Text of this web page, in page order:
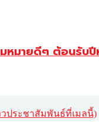
หมายดีๆ ต้อนรับ
าวประชาสัมพันธ์ที่เมลนี้)